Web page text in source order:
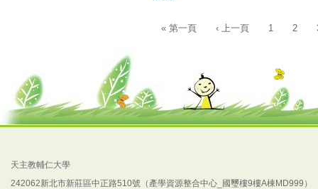
問題，請洽執行單位中華民國全國創
頁面
« 第一頁 ‹ 上一頁 1 2
天主教輔仁大學
242062新北市新莊區中正路510號（產學資源整合中心_國璽樓9樓A棟MD999）